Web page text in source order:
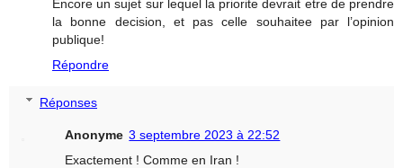
Encore un sujet sur lequel la priorite devrait etre de prendre
la bonne decision, et pas celle souhaitee par l’opinion
publique!
Répondre
Réponses
Anonyme 3 septembre 2023 à 22:52
Exactement ! Comme en Iran !